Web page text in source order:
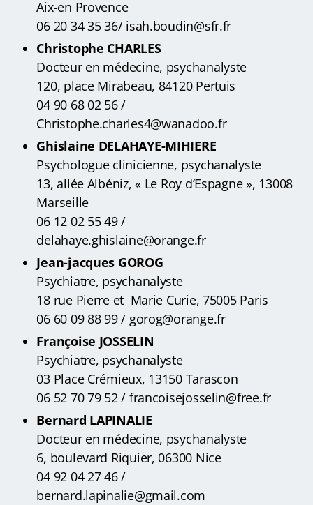
Aix-en Provence
06 20 34 35 36/ isah.boudin@sfr.fr
Christophe CHARLES
Docteur en médecine, psychanalyste
120, place Mirabeau, 84120 Pertuis
04 90 68 02 56 /
Christophe.charles4@wanadoo.fr
Ghislaine DELAHAYE-MIHIERE
Psychologue clinicienne, psychanalyste
13, allée Albéniz, « Le Roy d’Espagne », 13008
Marseille
06 12 02 55 49 /
delahaye.ghislaine@orange.fr
Jean-jacques GOROG
Psychiatre, psychanalyste
18 rue Pierre et Marie Curie, 75005 Paris
06 60 09 88 99 / gorog@orange.fr
Françoise JOSSELIN
Psychiatre, psychanalyste
03 Place Crémieux, 13150 Tarascon
06 52 70 79 52 / francoisejosselin@free.fr
Bernard LAPINALIE
Docteur en médecine, psychanalyste
6, boulevard Riquier, 06300 Nice
04 92 04 27 46 /
bernard.lapinalie@gmail.com